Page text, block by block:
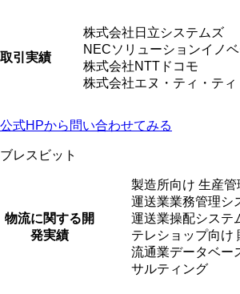
取引実績
株式会社日立システムズ
NECソリューションイノ
株式会社NTTドコモ
株式会社エヌ・ティ・テ
公式HPから問い合わせてみる
ブレスビット
物流に関する開
発実績
製造所向け 生産管
運送業業務管理シ
運送業操配システ
テレショップ向け
流通業データベー
サルティング